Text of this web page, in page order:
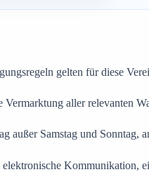
gelten für diese
Vermarktung aller relevanten
außer Samstag und
Kommunikation,